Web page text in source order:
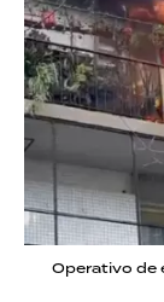
Operativo de